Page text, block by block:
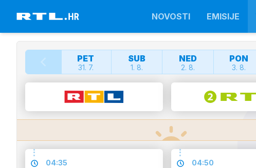
NOVOSTI EMISIJE
PET
31. 7.
SUB
1. 8.
NED
2. 8.
PON
3. 8.
04:35 04:50